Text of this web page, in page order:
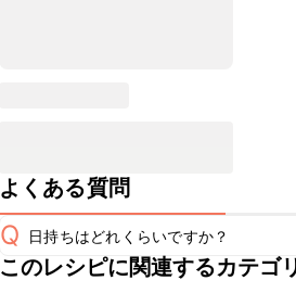
よくある質問
Q 日持ちはどれくらいですか？
保存期間は冷蔵で翌日中が目安です
このレシピに関連するカテゴ